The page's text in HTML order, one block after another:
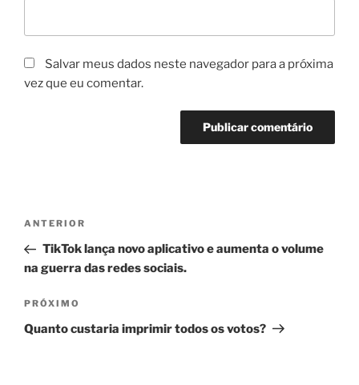
Salvar meus dados neste navegador para a próxima
vez que eu comentar.
Navegação
Post
Post
anterior
ANTERIOR
TikTok lança novo aplicativo e aumenta o volume
na guerra das redes sociais.
Próximo
post
PRÓXIMO
Quanto custaria imprimir todos os votos?